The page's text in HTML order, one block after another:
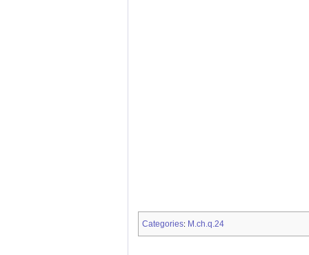
Categories: M.ch.q.24